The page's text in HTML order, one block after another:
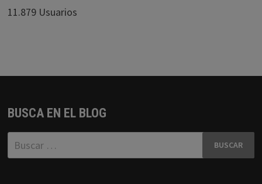
11.879 Usuarios
BUSCA EN EL BLOG
Buscar: